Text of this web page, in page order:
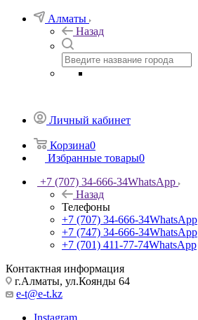
Алматы
Назад
Личный кабинет
Корзина0
Избранные товары0
+7 (707) 34-666-34WhatsApp
Назад
Телефоны
+7 (707) 34-666-34WhatsApp
+7 (747) 34-666-34WhatsApp
+7 (701) 411-77-74WhatsApp
Контактная информация
г.Алматы, ул.Коянды 64
e-t@e-t.kz
Instagram